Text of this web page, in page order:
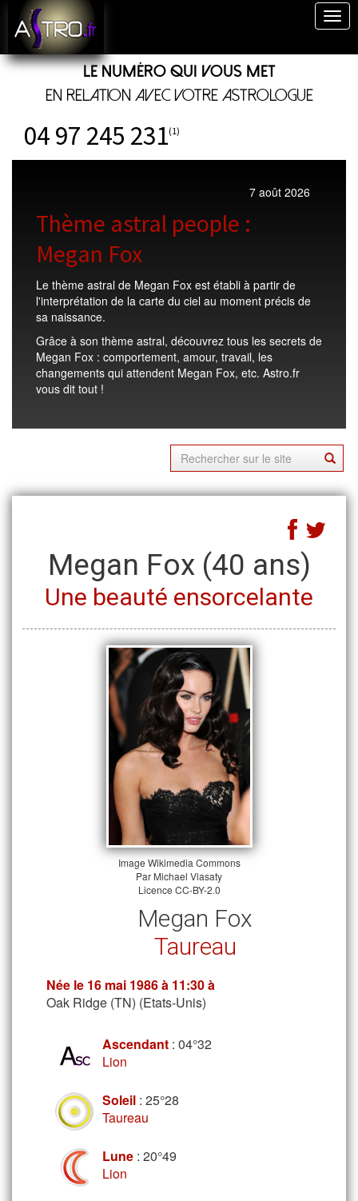
Le numéro qui vous met
en relation avec votre astrologue
04 97 245 231(1)
7 août 2026
Thème astral people :
Megan Fox
Le thème astral de Megan Fox est établi à partir de
l'interprétation de la carte du ciel au moment précis de
sa naissance.
Grâce à son thème astral, découvrez tous les secrets de
Megan Fox : comportement, amour, travail, les
changements qui attendent Megan Fox, etc. Astro.fr
vous dit tout !
Megan Fox(40 ans)
Une beauté ensorcelante
Image Wikimedia Commons
Par Michael Vlasaty
Licence CC-BY-2.0
Megan Fox
Taureau
Née le 16 mai 1986à 11:30 à
Oak Ridge (TN) (Etats-Unis)
Ascendant : 04°32
Lion
Soleil : 25°28
Taureau
Lune : 20°49
Lion